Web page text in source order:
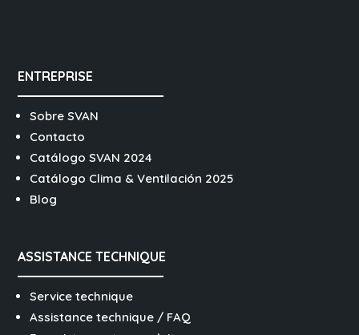
ENTREPRISE
Sobre SVAN
Contacto
Catálogo SVAN 2024
Catálogo Clima & Ventilación 2025
Blog
ASSISTANCE TECHNIQUE
Service technique
Assistance technique / FAQ